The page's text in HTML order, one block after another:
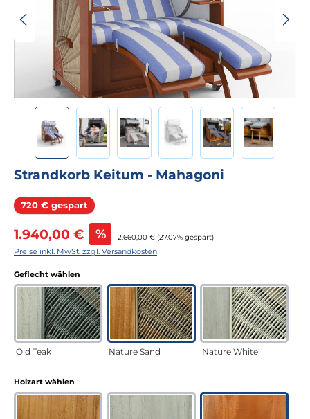
Strandkorb Keitum - Mahagoni
720 € gespart Rabatt
Verkaufspreis:
1.940,00 € % Regulärer Preis:
2.660,00 € (27.07% gespart)
Preise inkl. MwSt. zzgl. Versandkosten
Geflecht wählen
Old Teak Nature Sand Nature White
Holzart wählen